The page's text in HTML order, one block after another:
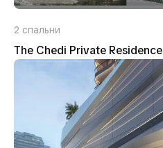
2 спальни
The Chedi Private